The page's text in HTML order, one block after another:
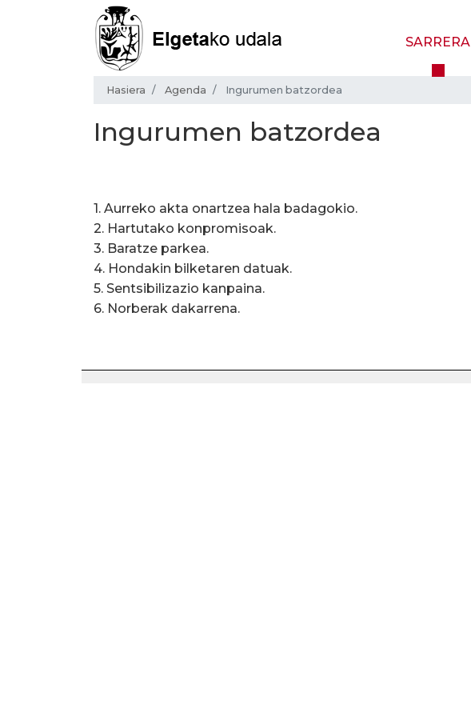
SARRERA
Hasiera Agenda Ingurumen batzordea
Ingurumen batzordea
1. Aurreko akta onartzea hala badagokio.
2. Hartutako konpromisoak.
3. Baratze parkea.
4. Hondakin bilketaren datuak.
5. Sentsibilizazio kanpaina.
6. Norberak dakarrena.